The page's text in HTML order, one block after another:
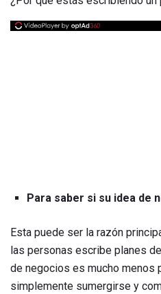
Para saber si su idea de
Esta puede ser la razón
las personas escribe planes
de negocios es mucho menos
simplemente sumergirse y